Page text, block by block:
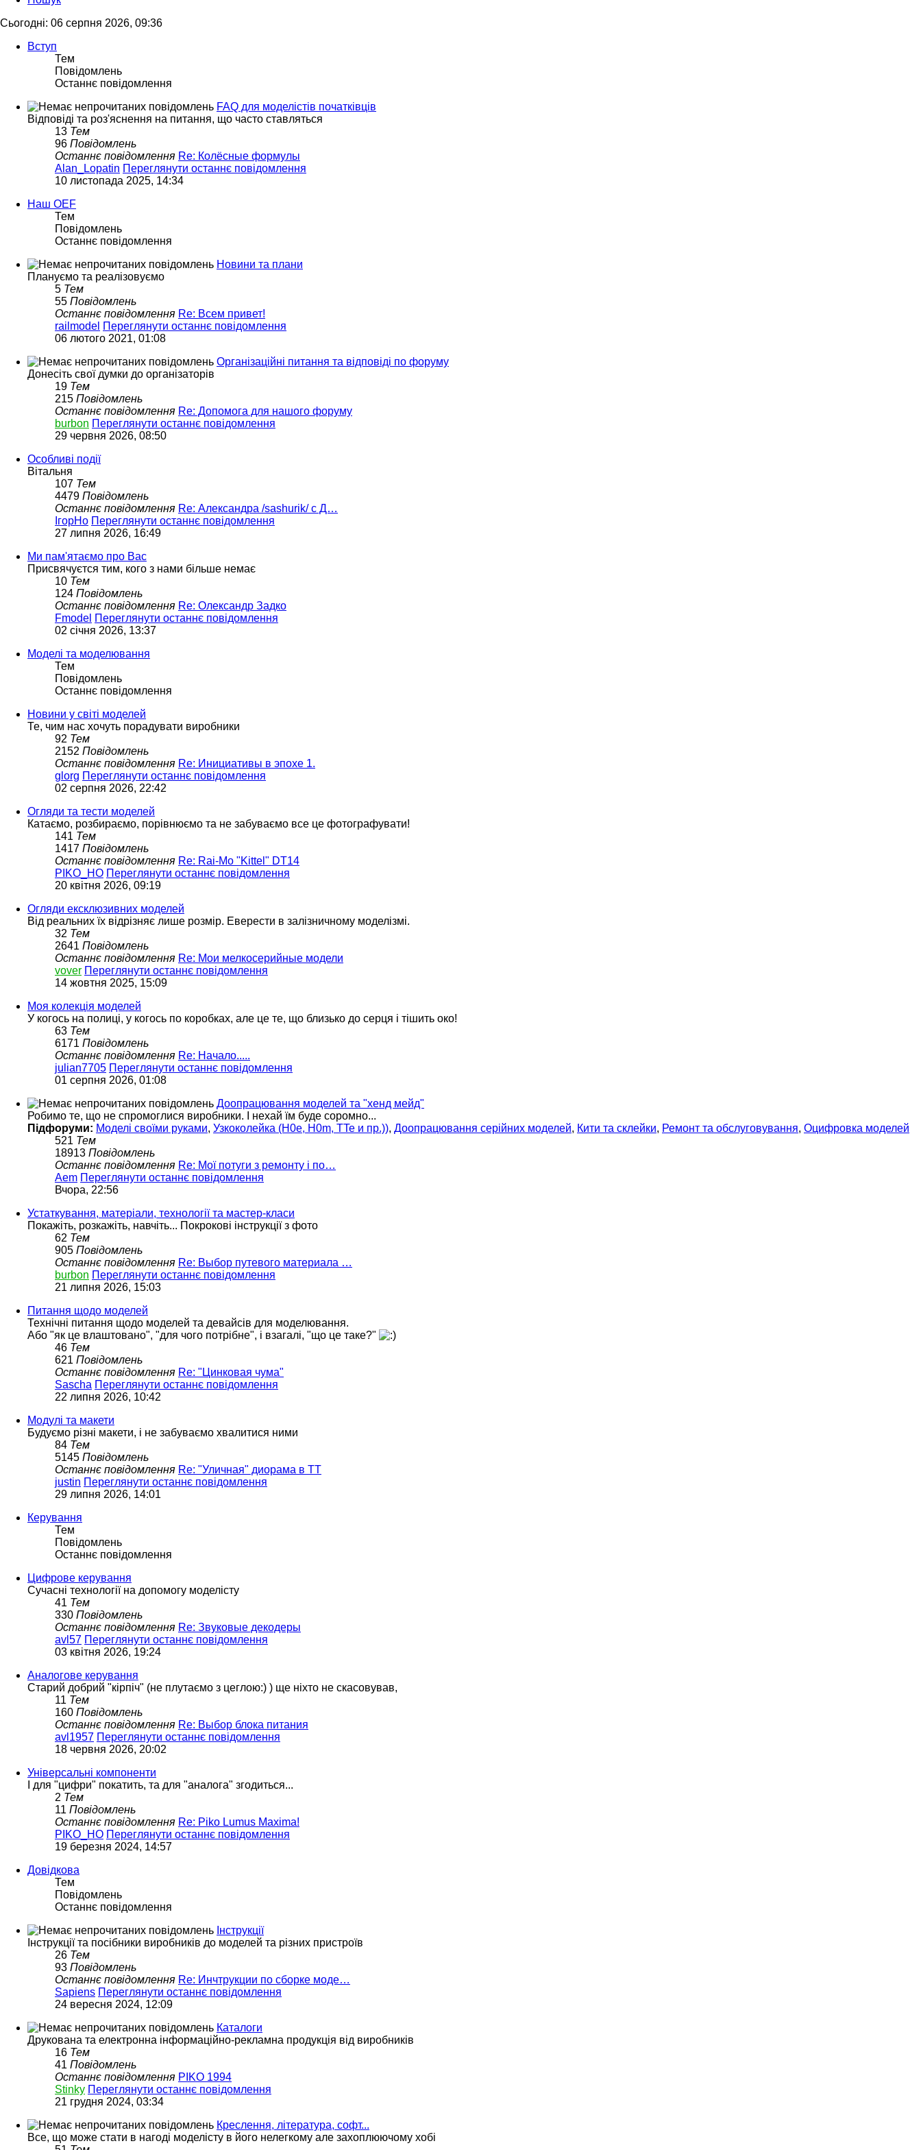
Сьогодні: 06 серпня 2026, 09:36
Вступ
Тем
Повідомлень
Останнє повідомлення
FAQ для моделістів початківців
Відповіді та роз'яснення на питання, що часто ставляться
13 Тем
96 Повідомлень
Останнє повідомлення Re: Колёсные формулы
Alan_Lopatin Переглянути останнє повідомлення
10 листопада 2025, 14:34
Наш OEF
Тем
Повідомлень
Останнє повідомлення
Новини та плани
Плануємо та реалізовуємо
5 Тем
55 Повідомлень
Останнє повідомлення Re: Всем привет!
railmodel
Переглянути останнє повідомлення
06 лютого 2021, 01:08
Організаційні питання та відповіді по форуму
Донесіть свої думки до організаторів
19 Тем
215 Повідомлень
Останнє повідомлення Re: Допомога для нашого форуму
burbon Переглянути останнє повідомлення
29 червня 2026, 08:50
Особливі події
Вітальня
107 Тем
4479 Повідомлень
Останнє повідомлення Re: Александра /sashurik/ с Д…
ІгорНо Переглянути останнє повідомлення
27 липня 2026, 16:49
Ми пам'ятаємо про Вас
Присвячуєтся тим, кого з нами більше немає
10 Тем
124 Повідомлень
Останнє повідомлення Re: Олександр Задко
Fmodel
Переглянути останнє повідомлення
02 січня 2026, 13:37
Моделі та моделювання
Тем
Повідомлень
Останнє повідомлення
Новини у світі моделей
Те, чим нас хочуть порадувати виробники
92 Тем
2152 Повідомлень
Останнє повідомлення Re: Инициативы в эпохе 1.
glorg Переглянути останнє повідомлення
02 серпня 2026, 22:42
Огляди та тести моделей
Катаємо, розбираємо, порівнюємо та не забуваємо все це фотографувати!
141 Тем
1417 Повідомлень
Останнє повідомлення Re: Rai-Mo "Kittel" DT14
PIKO_HO Переглянути останнє повідомлення
20 квітня 2026, 09:19
Огляди ексклюзивних моделей
Від реальних їх відрізняє лише розмір. Еверести в залізничному моделізмі.
32 Тем
2641 Повідомлень
Останнє повідомлення Re: Мои мелкосерийные модели
vover Переглянути останнє повідомлення
14 жовтня 2025, 15:09
Моя колекція моделей
У когось на полиці, у когось по коробках, але це те, що близько до серця і тішить око!
63 Тем
6171 Повідомлень
Останнє повідомлення Re: Начало.....
julian7705 Переглянути останнє повідомлення
01 серпня 2026, 01:08
Доопрацювання моделей та "хенд мейд"
Робимо те, що не спромоглися виробники. І нехай їм буде соромно...
Підфоруми: Моделі своїми руками, Узкоколейка (H0e, H0m, TTe и пр.)), Доопрацювання серійних моделей, Кити та склейки, Ремонт та обслуговування, Оцифровка моделей
521 Тем
18913 Повідомлень
Останнє повідомлення Re: Мої потуги з ремонту і по…
Aem Переглянути останнє повідомлення
Вчора, 22:56
Устаткування, матеріали, технології та мастер-класи
Покажіть, розкажіть, навчіть... Покрокові інструкції з фото
62 Тем
905 Повідомлень
Останнє повідомлення Re: Выбор путевого материала …
burbon Переглянути останнє повідомлення
21 липня 2026, 15:03
Питання щодо моделей
Технічні питання щодо моделей та девайсів для моделювання.
Або "як це влаштовано", "для чого потрібне", і взагалі, "що це таке?"
46 Тем
621 Повідомлень
Останнє повідомлення Re: "Цинковая чума"
Sascha Переглянути останнє повідомлення
22 липня 2026, 10:42
Модулі та макети
Будуємо різні макети, і не забуваємо хвалитися ними
84 Тем
5145 Повідомлень
Останнє повідомлення Re: "Уличная" диорама в ТТ
justin Переглянути останнє повідомлення
29 липня 2026, 14:01
Керування
Тем
Повідомлень
Останнє повідомлення
Цифрове керування
Сучасні технології на допомогу моделісту
41 Тем
330 Повідомлень
Останнє повідомлення Re: Звуковые декодеры
avl57 Переглянути останнє повідомлення
03 квітня 2026, 19:24
Аналогове керування
Старий добрий "кірпіч" (не плутаємо з цеглою:) ) ще ніхто не скасовував,
11 Тем
160 Повідомлень
Останнє повідомлення Re: Выбор блока питания
avl1957 Переглянути останнє повідомлення
18 червня 2026, 20:02
Універсальні компоненти
І для "цифри" покатить, та для "аналога" згодиться...
2 Тем
11 Повідомлень
Останнє повідомлення Re: Piko Lumus Maxima!
PIKO_HO Переглянути останнє повідомлення
19 березня 2024, 14:57
Довідкова
Тем
Повідомлень
Останнє повідомлення
Інструкції
Інструкції та посібники виробників до моделей та різних пристроїв
26 Тем
93 Повідомлень
Останнє повідомлення Re: Инчтрукции по сборке моде…
Sapiens Переглянути останнє повідомлення
24 вересня 2024, 12:09
Каталоги
Друкована та електронна інформаційно-рекламна продукція від виробників
16 Тем
41 Повідомлень
Останнє повідомлення PIKO 1994
Stinky Переглянути останнє повідомлення
21 грудня 2024, 03:34
Креслення, література, софт...
Все, що може стати в нагоді моделісту в його нелегкому але захоплюючому хобі